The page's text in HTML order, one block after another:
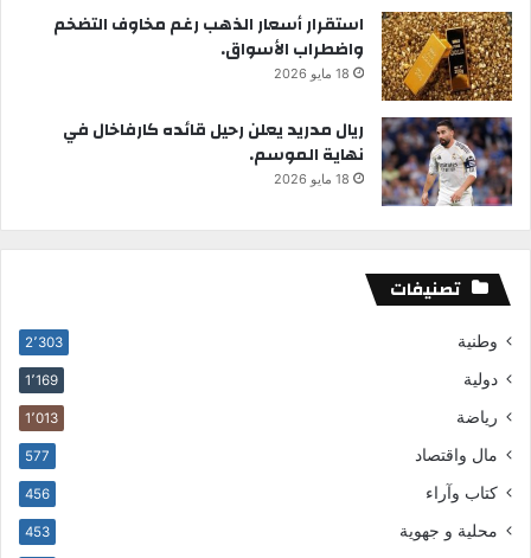
استقرار أسعار الذهب رغم مخاوف التضخم
واضطراب الأسواق.
18 مايو 2026
ريال مدريد يعلن رحيل قائده كارفاخال في
نهاية الموسم.
18 مايو 2026
تصنيفات
وطنية 2٬303
دولية 1٬169
رياضة 1٬013
مال واقتصاد 577
كتاب وآراء 456
محلية و جهوية 453